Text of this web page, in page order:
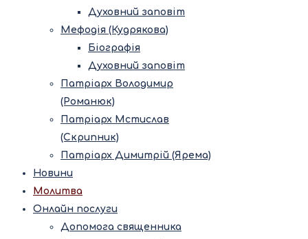
Духовний заповіт
Мефодія (Кудрякова)
Біографія
Духовний заповіт
Патріарх Володимир
(Романюк)
Патріарх Мстислав
(Скрипник)
Патріарх Димитрій (Ярема)
Новини
Молитва
Онлайн послуги
Допомога священника